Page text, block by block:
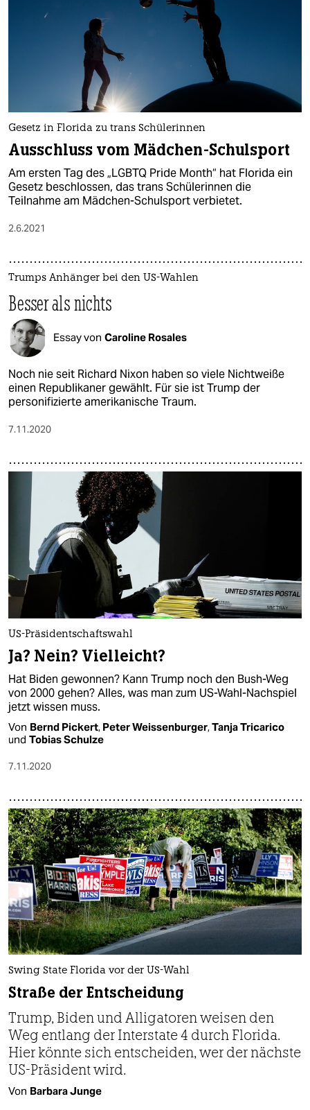
Gesetz in Florida zu trans Schülerinnen
Ausschluss vom Mädchen-Schulsport
Am ersten Tag des „LGBTQ Pride Month“ hat Florida ein
Gesetz beschlossen, das trans Schülerinnen die
Teilnahme am Mädchen-Schulsport verbietet.
2.6.2021
Trumps Anhänger bei den US-Wahlen
Besser als nichts
Essay von Caroline Rosales
Noch nie seit Richard Nixon haben so viele Nichtweiße
einen Republikaner gewählt. Für sie ist Trump der
personifizierte amerikanische Traum.
7.11.2020
US-Präsidentschaftswahl
Ja? Nein? Vielleicht?
Hat Biden gewonnen? Kann Trump noch den Bush-Weg
von 2000 gehen? Alles, was man zum US-Wahl-Nachspiel
jetzt wissen muss.
Von Bernd Pickert, Peter Weissenburger,Tanja Tricarico
und Tobias Schulze
7.11.2020
Swing State Florida vor der US-Wahl
Straße der Entscheidung
Trump, Biden und Alligatoren weisen den
Weg entlang der Interstate 4 durch Florida.
Hier könnte sich entscheiden, wer der nächste
US-Präsident wird.
Von Barbara Junge